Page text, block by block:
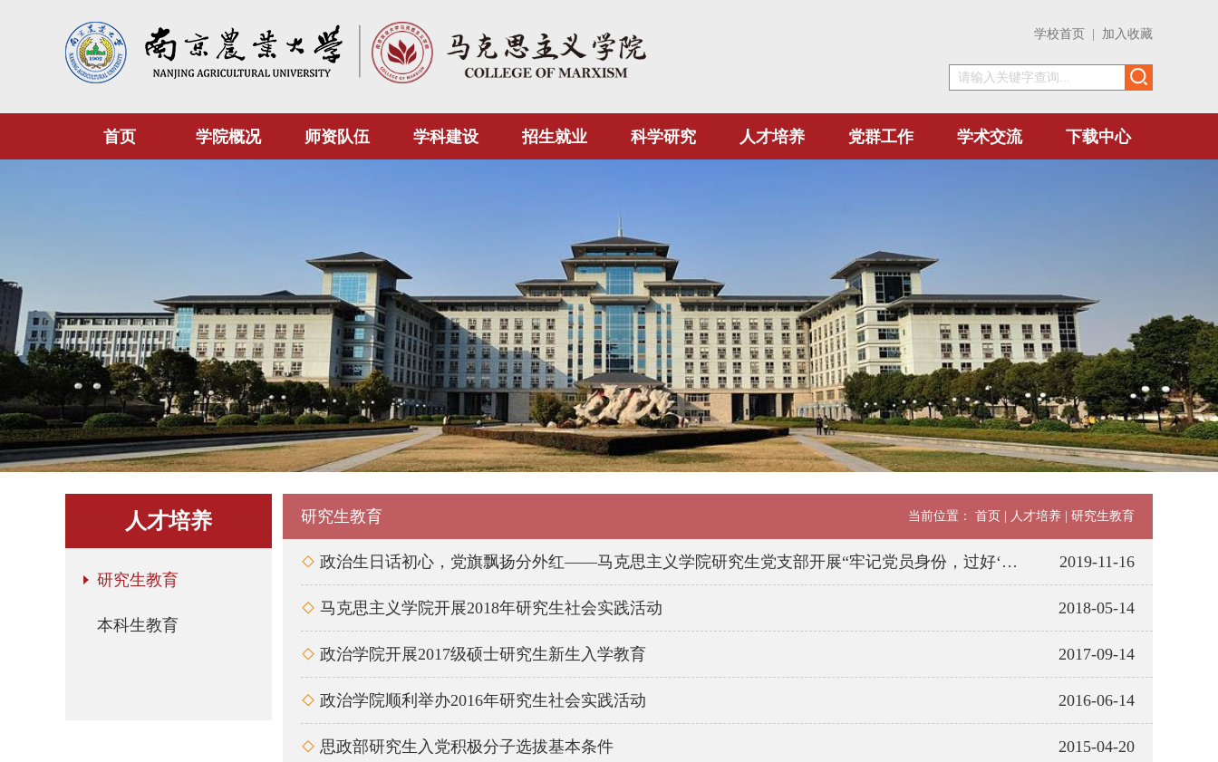
学校首页 加入收藏
首页 学院概况 师资队伍 学科建设 招生就业 科学研究 人才培养 党群工作 学术交流 下载中心
人才培养
研究生教育
本科生教育
研究生教育 当前位置： 首页 人才培养 研究生教育
 政治生日话初心，党旗飘扬分外红——马克思主义学院研究生党支部开展“牢记党员身份，过好‘政治生日’”主题党日活动 2019-11-16
 马克思主义学院开展2018年研究生社会实践活动 2018-05-14
 政治学院开展2017级硕士研究生新生入学教育 2017-09-14
 政治学院顺利举办2016年研究生社会实践活动 2016-06-14
 思政部研究生入党积极分子选拔基本条件 2015-04-20